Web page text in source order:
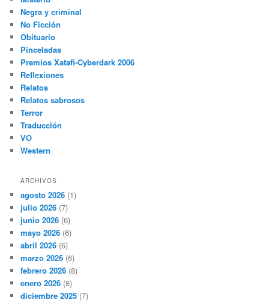
Negra y criminal
No Ficción
Obituario
Pinceladas
Premios Xatafi-Cyberdark 2006
Reflexiones
Relatos
Relatos sabrosos
Terror
Traducción
VO
Western
ARCHIVOS
agosto 2026 (1)
julio 2026 (7)
junio 2026 (6)
mayo 2026 (6)
abril 2026 (6)
marzo 2026 (6)
febrero 2026 (8)
enero 2026 (8)
diciembre 2025 (7)